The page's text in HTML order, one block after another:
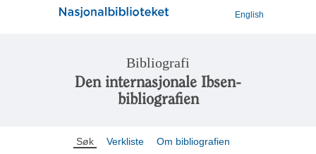
English
Bibliografi
Den internasjonale Ibsen-
bibliografien
Søk Verkliste Om bibliografien